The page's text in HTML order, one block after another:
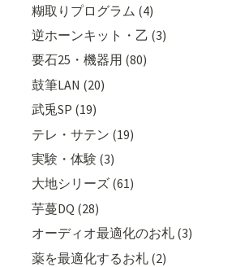
糊取りプログラム (4)
逆ホーンキット・乙 (3)
要石25・機器用 (80)
鼓筆LAN (20)
武兎SP (19)
テレ・サテン (19)
実験・体験 (3)
大地シリーズ (61)
芋蔓DQ (28)
オーディオ最適化のお札 (3)
薬を最適化するお札 (2)